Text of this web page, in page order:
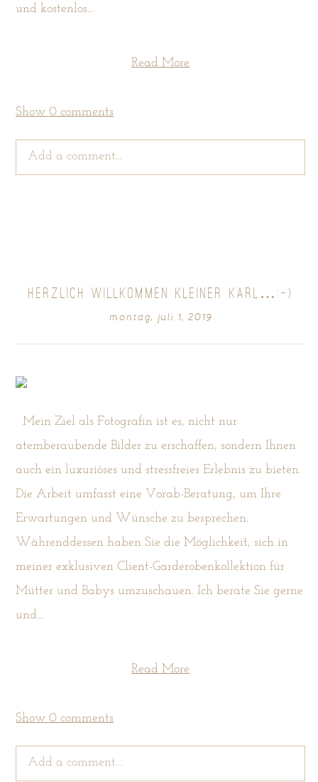
und kostenlos...
Read More
Show0 comments
Add a comment...
HERZLICH WILLKOMMEN KLEINER KARL…:-)
montag, juli 1, 2019
Mein Ziel als Fotografin ist es, nicht nur
atemberaubende Bilder zu erschaffen, sondern Ihnen
auch ein luxuriöses und stressfreies Erlebnis zu bieten.
Die Arbeit umfasst eine Vorab-Beratung, um Ihre
Erwartungen und Wünsche zu besprechen.
Währenddessen haben Sie die Möglichkeit, sich in
meiner exklusiven Client-Garderobenkollektion für
Mütter und Babys umzuschauen. Ich berate Sie gerne
und...
Read More
Show0 comments
Add a comment...